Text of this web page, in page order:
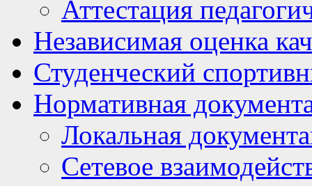
Аттестация
Независимая оценка
Студенческий
Нормативная
Локальная
Сетевое